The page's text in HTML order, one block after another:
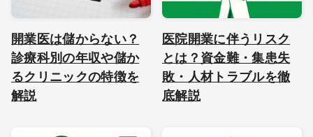
開業医は儲からない？
診療科別の年収や儲か
るクリニックの特徴を
解説
医院開業に伴うリスク
とは？資金難・集患失
敗・人材トラブルを徹
底解説